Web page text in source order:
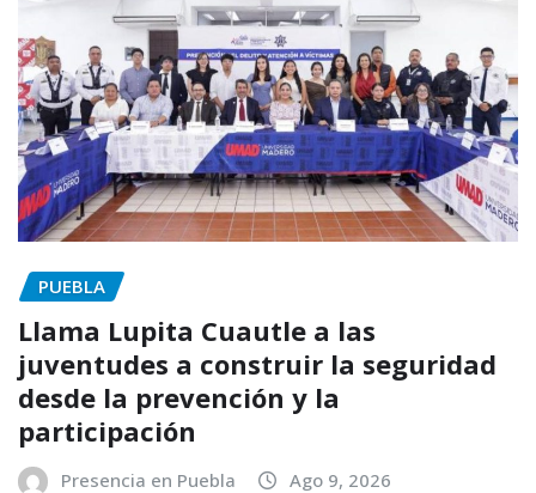
PUEBLA
Llama Lupita Cuautle a las
juventudes a construir la seguridad
desde la prevención y la
participación
Presencia en Puebla Ago 9, 2026